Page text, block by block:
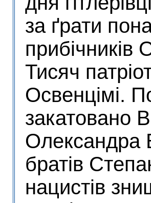
за ґрати
прибічників
Тисяч
Освенцімі.
закатовано
Олександра
братів
нацистів